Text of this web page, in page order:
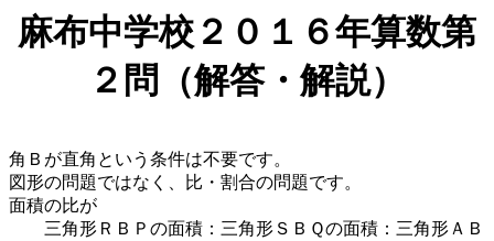
麻布中学校２０１６年算数第
２問（解答・解説）
角Ｂが直角という条件は不要です。
図形の問題ではなく、比・割合の問題です。
面積の比が
三角形ＲＢＰの面積：三角形ＳＢＱの面積：三角形ＡＢ